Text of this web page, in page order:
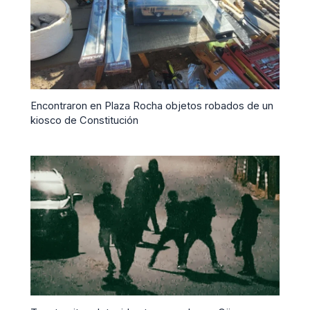
Encontraron en Plaza Rocha objetos robados de un
kiosco de Constitución